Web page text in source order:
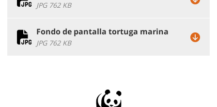
JPG 762 KB
Fondo de pantalla tortuga marina
JPG 762 KB